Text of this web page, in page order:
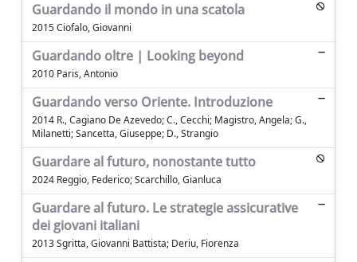
Guardando il mondo in una scatola
2015 Ciofalo, Giovanni
Guardando oltre | Looking beyond
2010 Paris, Antonio
Guardando verso Oriente. Introduzione
2014 R., Cagiano De Azevedo; C., Cecchi; Magistro, Angela; G.,
Milanetti; Sancetta, Giuseppe; D., Strangio
Guardare al futuro, nonostante tutto
2024 Reggio, Federico; Scarchillo, Gianluca
Guardare al futuro. Le strategie assicurative
dei giovani italiani
2013 Sgritta, Giovanni Battista; Deriu, Fiorenza